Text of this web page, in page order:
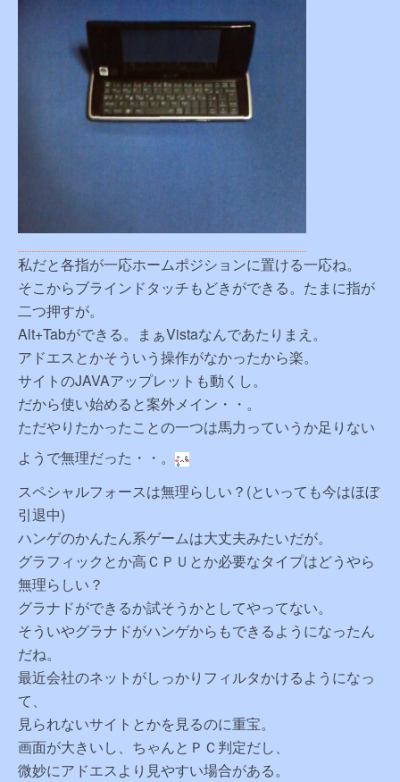
私だと各指が一応ホームポジションに置ける一応ね。
そこからブラインドタッチもどきができる。たまに指が
二つ押すが。
Alt+Tabができる。まぁVistaなんであたりまえ。
アドエスとかそういう操作がなかったから楽。
サイトのJAVAアップレットも動くし。
だから使い始めると案外メイン・・。
ただやりたかったことの一つは馬力っていうか足りない
ようで無理だった・・。
スペシャルフォースは無理らしい？(といっても今はほぼ
引退中)
ハンゲのかんたん系ゲームは大丈夫みたいだが。
グラフィックとか高ＣＰＵとか必要なタイプはどうやら
無理らしい？
グラナドができるか試そうかとしてやってない。
そういやグラナドがハンゲからもできるようになったん
だね。
最近会社のネットがしっかりフィルタかけるようになっ
て、
見られないサイトとかを見るのに重宝。
画面が大きいし、ちゃんとＰＣ判定だし、
微妙にアドエスより見やすい場合がある。